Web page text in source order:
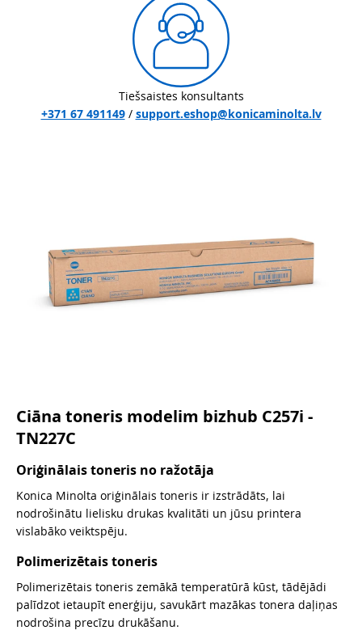
Tiešsaistes konsultants
+371 67 491149/ support.eshop@konicaminolta.lv
Ciāna toneris modelim bizhub C257i -
TN227C
Oriģinālais toneris no ražotāja
Konica Minolta oriģinālais toneris ir izstrādāts, lai
nodrošinātu lielisku drukas kvalitāti un jūsu printera
vislabāko veiktspēju.
Polimerizētais toneris
Polimerizētais toneris zemākā temperatūrā kūst, tādējādi
palīdzot ietaupīt enerģiju, savukārt mazākas tonera daļiņas
nodrošina precīzu drukāšanu.